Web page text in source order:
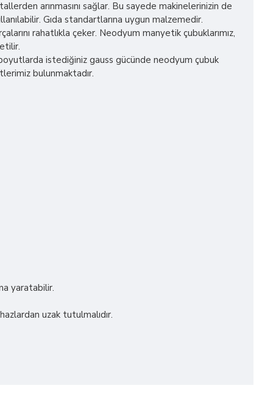
arınmasını sağlar. Bu sayede makinelerinizin de
Gıda standartlarına uygun malzemedir.
rahatlıkla çeker. Neodyum manyetik çubuklarımız,
istediğiniz gauss gücünde neodyum çubuk
bulunmaktadır.
yaratabilir.
uzak tutulmalıdır.